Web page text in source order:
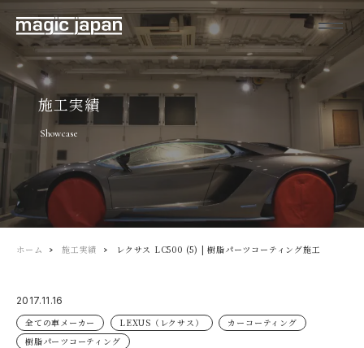
施工実績
Showcase
ホーム 施工実績 レクサス LC500 (5) | 樹脂パーツコーティング施工
2017.11.16
全ての車メーカー
LEXUS（レクサス）
カーコーティング
樹脂パーツコーティング